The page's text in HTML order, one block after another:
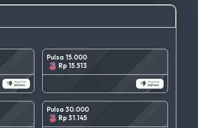
Pulsa 15.000
Rp 15.513
Pulsa 30.000
Rp 31.145